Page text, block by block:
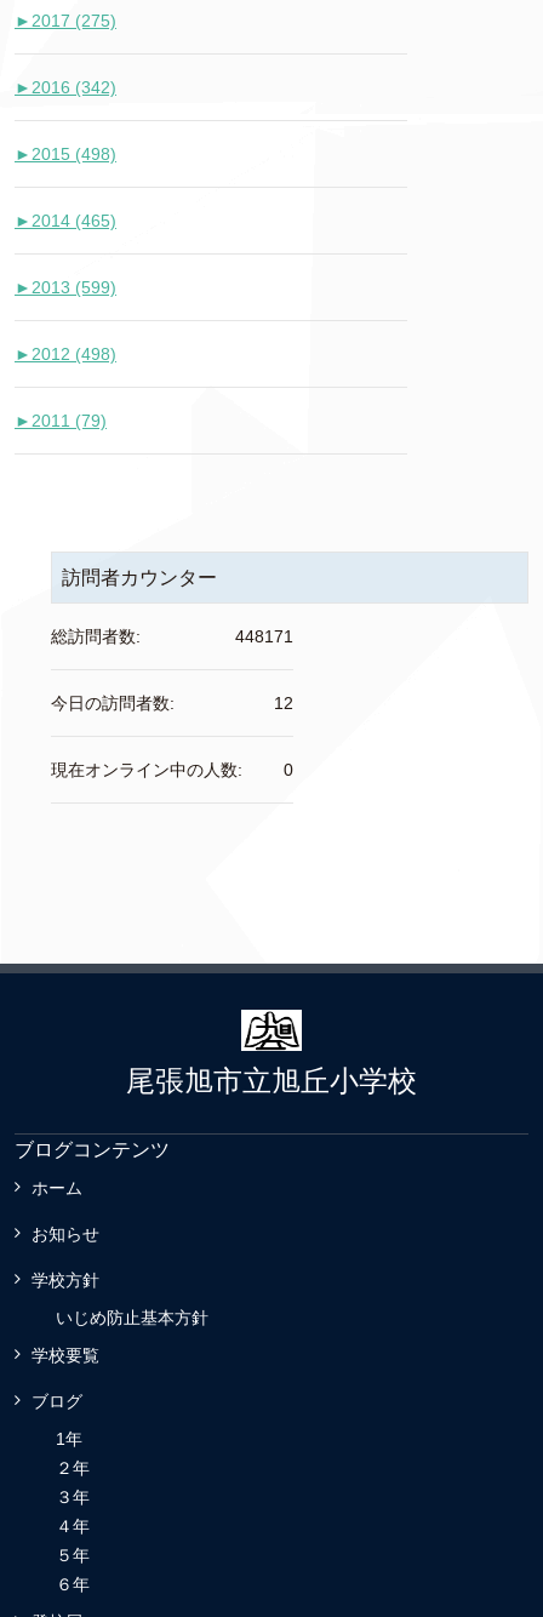
► 2017 (275)
► 2016 (342)
► 2015 (498)
► 2014 (465)
► 2013 (599)
► 2012 (498)
► 2011 (79)
訪問者カウンター
448171
総訪問者数:
12
今日の訪問者数:
0
現在オンライン中の人数:
尾張旭市立旭丘小学校
ブログコンテンツ
ホーム
お知らせ
学校方針
いじめ防止基本方針
学校要覧
ブログ
1年
２年
３年
４年
５年
６年